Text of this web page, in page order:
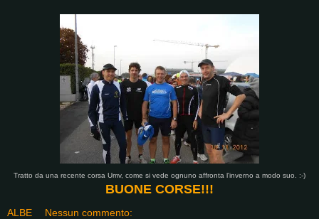
Tratto da una recente corsa Umv, come si vede ognuno affronta l'inverno a modo suo. :-)
BUONE CORSE!!!
ALBE Nessun commento: